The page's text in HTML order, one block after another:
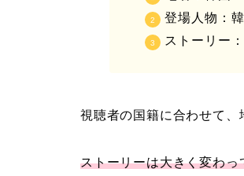
登場人物：
ストーリー
視聴者の国籍に合わせて、
ストーリーは大きく変わっ